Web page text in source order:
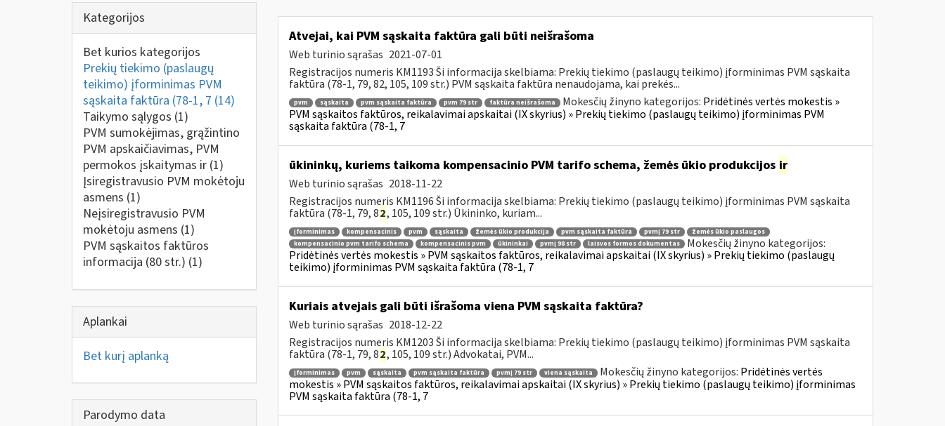
Kategorijos
Bet kurios kategorijos
Prekių tiekimo (paslaugų
teikimo) įforminimas PVM
sąskaita faktūra (78-1, 7 (14)
Taikymo sąlygos (1)
PVM sumokėjimas, grąžintino
PVM apskaičiavimas, PVM
permokos įskaitymas ir (1)
Įsiregistravusio PVM mokėtoju
asmens (1)
Neįsiregistravusio PVM
mokėtoju asmens (1)
PVM sąskaitos faktūros
informacija (80 str.) (1)
Aplankai
Bet kurį aplanką
Parodymo data
Atvejai, kai PVM sąskaita faktūra gali būti neišrašoma
Web turinio sąrašas 2021-07-01
Registracijos numeris KM1193 Ši informacija skelbiama: Prekių tiekimo (paslaugų teikimo) įforminimas PVM sąskaita
faktūra (78-1, 79, 82, 105, 109 str.) PVM sąskaita faktūra nenaudojama, kai prekės...
pvm sąskaita pvm sąskaita faktūra pvm 79 str faktūra neišrašoma Mokesčių žinyno kategorijos: Pridėtinės vertės mokestis »
PVM sąskaitos faktūros, reikalavimai apskaitai (IX skyrius) » Prekių tiekimo (paslaugų teikimo) įforminimas PVM
sąskaita faktūra (78-1, 7
ūkininkų, kuriems taikoma kompensacinio PVM tarifo schema, žemės ūkio produkcijos ir
Web turinio sąrašas 2018-11-22
Registracijos numeris KM1196 Ši informacija skelbiama: Prekių tiekimo (paslaugų teikimo) įforminimas PVM sąskaita
faktūra (78-1, 79, 82, 105, 109 str.) Ūkininko, kuriam...
įforminimas kompensacinis pvm sąskaita žemės ūkio produkcija pvm sąskaita faktūra pvmį 79 str
žemės ūkio paslaugos
kompensacinio pvm tarifo schema
kompensacinis pvm ūkininkai pvmį 98 str laisvos formos dokumentas
Mokesčių žinyno kategorijos:
Pridėtinės vertės mokestis » PVM sąskaitos faktūros, reikalavimai apskaitai (IX skyrius) » Prekių tiekimo (paslaugų
teikimo) įforminimas PVM sąskaita faktūra (78-1, 7
Kuriais atvejais gali būti išrašoma viena PVM sąskaita faktūra?
Web turinio sąrašas 2018-12-22
Registracijos numeris KM1203 Ši informacija skelbiama: Prekių tiekimo (paslaugų teikimo) įforminimas PVM sąskaita
faktūra (78-1, 79, 82, 105, 109 str.) Advokatai, PVM...
įforminimas pvm sąskaita pvm sąskaita faktūra pvmį 79 str viena sąskaita Mokesčių žinyno kategorijos: Pridėtinės vertės
mokestis » PVM sąskaitos faktūros, reikalavimai apskaitai (IX skyrius) » Prekių tiekimo (paslaugų teikimo) įforminimas
PVM sąskaita faktūra (78-1, 7